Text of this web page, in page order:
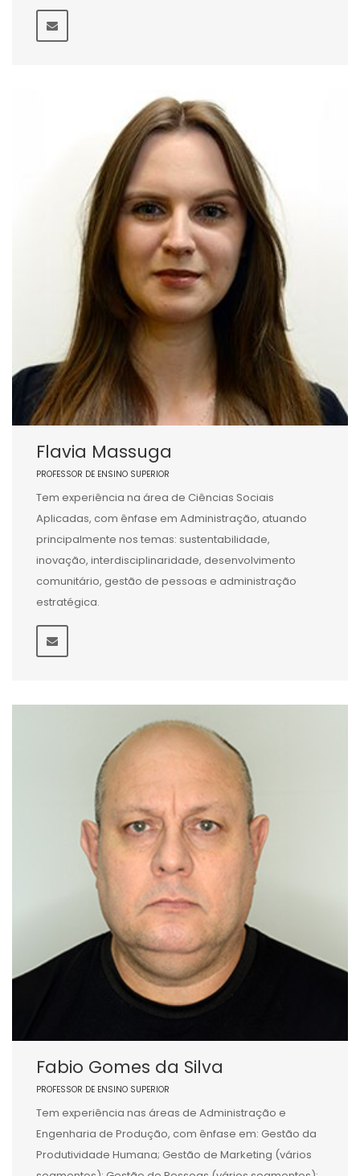
Flavia Massuga
PROFESSOR DE ENSINO SUPERIOR
Tem experiência na área de Ciências Sociais
Aplicadas, com ênfase em Administração, atuando
principalmente nos temas: sustentabilidade,
inovação, interdisciplinaridade, desenvolvimento
comunitário, gestão de pessoas e administração
estratégica.
Fabio Gomes da Silva
PROFESSOR DE ENSINO SUPERIOR
Tem experiência nas áreas de Administração e
Engenharia de Produção, com ênfase em: Gestão da
Produtividade Humana; Gestão de Marketing (vários